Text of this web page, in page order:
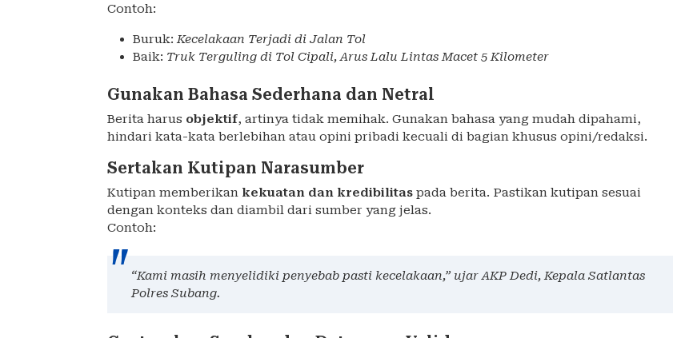
Contoh:
Buruk:Kecelakaan Terjadi di Jalan Tol
Baik: Truk Terguling di Tol Cipali, Arus Lalu Lintas Macet 5 Kilometer
Gunakan Bahasa Sederhana dan Netral
Berita harus objektif, artinya tidak memihak. Gunakan bahasa yang mudah dipahami,
hindari kata-kata berlebihan atau opini pribadi kecuali di bagian khusus opini/redaksi.
Sertakan Kutipan Narasumber
Kutipan memberikan kekuatan dan kredibilitas pada berita. Pastikan kutipan sesuai
dengan konteks dan diambil dari sumber yang jelas.
Contoh:
“Kami masih menyelidiki penyebab pasti kecelakaan,” ujar AKP Dedi, Kepala Satlantas
Polres Subang.